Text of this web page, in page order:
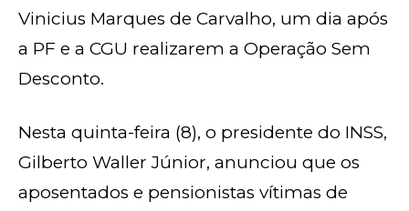
Vinicius Marques de Carvalho, um dia após
a PF e a CGU realizarem a Operação Sem
Desconto.
Nesta quinta-feira (8), o presidente do INSS,
Gilberto Waller Júnior, anunciou que os
aposentados e pensionistas vítimas de